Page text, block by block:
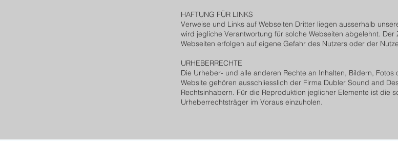
HAFTUNG FÜR LINKS
Verweise und Links auf Webseiten Dritter liegen ausserhalb
wird jegliche Verantwortung für solche Webseiten abgelehnt.
Webseiten erfolgen auf eigene Gefahr des Nutzers oder der
URHEBERRECHTE
Die Urheber- und alle anderen Rechte an Inhalten, Bildern,
Website gehören ausschliesslich der Firma Dubler Sound and
Rechtsinhabern. Für die Reproduktion jeglicher Elemente ist die
Urheberrechtsträger im Voraus einzuholen.